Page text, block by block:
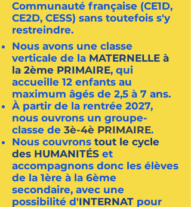
Communauté française (CE1D,
CE2D, CESS) sans toutefois s'y
restreindre.
Nous avons une classe
verticale de la MATERNELLE à
la 2ème PRIMAIRE, qui
accueille 12 enfants au
maximum âgés de 2,5 à 7 ans.
À partir de la rentrée 2027,
nous ouvrons un groupe-
classe de 3è-4è PRIMAIRE.
Nous couvrons tout le cycle
des HUMANITÉS et
accompagnons donc les élèves
de la 1ère à la 6ème
secondaire, avec une
possibilité d'INTERNAT pour